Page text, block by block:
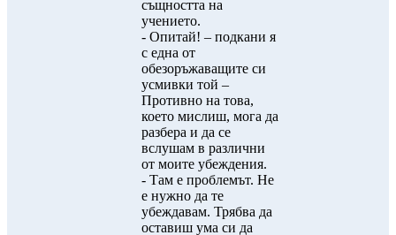
същността на
учението.
- Опитай! – подкани я
с една от
обезоръжаващите си
усмивки той –
Противно на това,
което мислиш, мога да
разбера и да се
вслушам в различни
от моите убеждения.
- Там е проблемът. Не
е нужно да те
убеждавам. Трябва да
оставиш ума си да